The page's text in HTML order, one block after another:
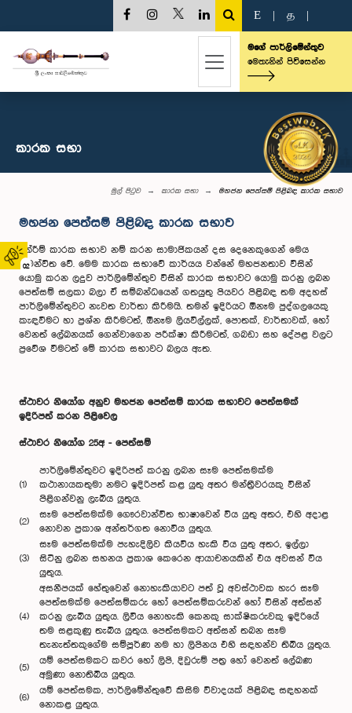
02
E த
මගේ පාර්ලිමේන්තුව
මෙතැනින් පිවිසෙන්න
කාරක සභා
මුල් පිටුව කාරක සභා මහජන පෙත්සම් පිළිබඳ කාරක සභාව
මහජන පෙත්සම් පිළිබඳ කාරක සභාව
තේරීම් කාරක සභාව නම් කරන සාමාජිකයන් දස දෙනෙකුගෙන් මෙය
සමන්විත වේ. මෙම කාරක සභාවේ කාර්යය වන්නේ මහජනතාව විසින්
යොමු කරන ලදුව පාර්ලිමේන්තුව විසින් කාරක සභාවට යොමු කරනු ලබන
පෙත්සම් සලකා බලා ඒ සම්බන්ධයෙන් ගතයුතු පියවර පිළිබඳ තම අදහස්
පාර්ලිමේන්තුවට නැවත වාර්තා කිරීමයි. තමන් ඉදිරියට ඕනෑම පුද්ගලයෙකු
කැඳවීමට හා ප්‍රශ්න කිරීමටත්, ඕනෑම ලියවිල්ලක්, පොතක්, වාර්තාවක්, හෝ
වෙනත් ලේඛනයක් ගෙන්වාගෙන පරීක්ෂා කිරීමටත්, ගබඩා සහ දේපළ වලට
ප්‍රවේශ වීමටත් මේ කාරක සභාවට බලය ඇත.
ස්ථාවර නියෝග අනුව මහජන පෙත්සම් කාරක සභාවට පෙත්සමක්
ඉදිරිපත් කරන පිළිවෙල
ස්ථාවර නියෝග 25අ - පෙත්සම්
(1)
පාර්ලිමේන්තුවට ඉදිරිපත් කරනු ලබන සෑම ‍පෙත්සමක්ම
කථානායකතුමා නමට ඉදිරිපත් කළ යුතු අතර මන්ත්‍රීවරයකු විසින්
පිළිගන්වනු ලැබිය යුතුය.
(2)
සෑම පෙත්සමක්ම ගෞරවාන්විත භාෂාවෙන් විය යුතු අතර, එහි අදාළ
නොවන ප්‍රකාශ අන්තර්ගත නොවිය යුතුය.
(3)
සෑම පෙත්සමක්ම පැහැදිලිව කියවිය හැකි විය යුතු අතර, ඉල්ලා
සිටිනු ලබන සහනය ප්‍රකාශ කෙරෙන ආයාචනයකින් එය අවසන් විය
යුතුය.
(4)
අසනීපයක් හේතුවෙන් නොහැකියාවට පත් වූ අවස්ථාවක හැර සෑම
පෙත්සමක්ම පෙත්සම්කරු හෝ පෙත්සම්කරුවන් හෝ විසින් අත්සන්
කරනු ලැබිය යුතුය. ලිවිය නොහැකි කෙනකු සාක්ෂිකරුවකු ඉදිරියේ
තම සළකුණු තැබිය යුතුය. පෙත්සමකට අත්සන් තබන සෑම
තැනැත්තකුගේම සම්පූර්ණ නම හා ලිපිනය එහි සඳහන්ව තිබිය යුතුය.
(5)
යම් පෙත්සමකට කවර හෝ ලිපි, දිවුරුම් පත්‍ර හෝ වෙනත් ලේඛණ
අමුණා නොතිබිය යුතුය.
(6)
යම් පෙත්සමක, පාර්ලිමේන්තුවේ කිසිම විවාදයක් පිළිබඳ සඳහනක්
නොකළ යුතුය.